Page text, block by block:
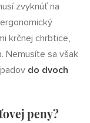
zvyknúť na
krčnej chrbtice,
Nemusíte sa však
do dvoch
peny?